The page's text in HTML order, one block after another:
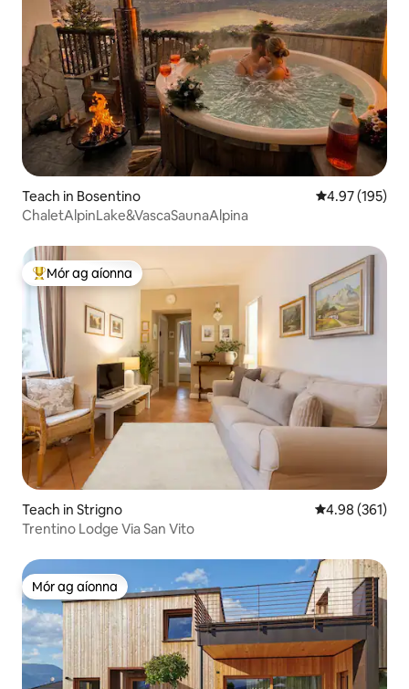
Teach in Bosentino Meánrátáil
4.97 (195)
ChaletAlpinLake&VascaSaunaAlpina
An-mhór ag aíonna
Mór ag aíonna
Teach in Strigno Meánrátáil
4.98 (361)
Trentino Lodge Via San Vito
Mór ag aíonna
Mór ag aíonna